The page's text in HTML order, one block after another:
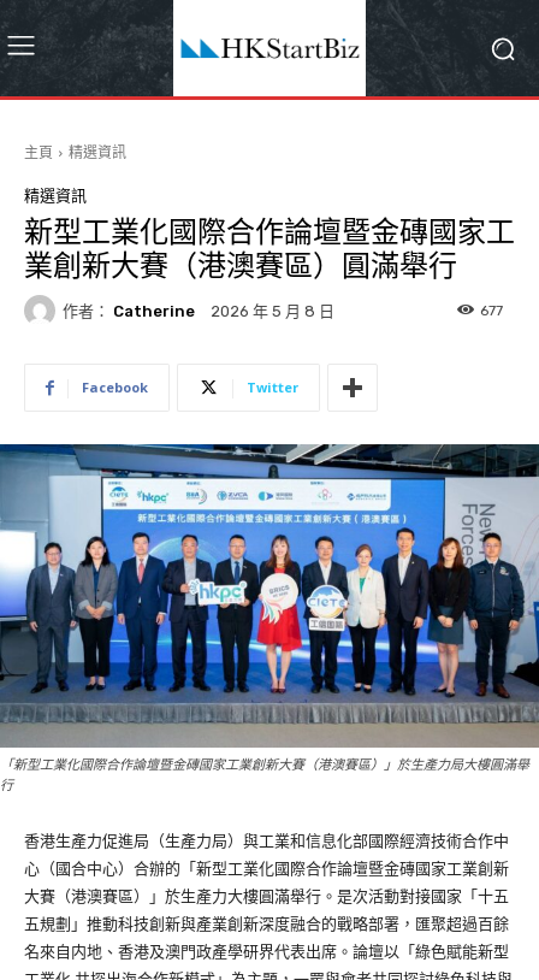
主頁 精選資訊
精選資訊
新型工業化國際合作論壇暨金磚國家工
業創新大賽（港澳賽區）圓滿舉行
作者： Catherine 2026 年 5 月 8 日 677
Facebook Twitter
「新型工業化國際合作論壇暨金磚國家工業創新大賽（港澳賽區）」於生產力局大樓圓滿舉
行
香港生產力促進局（生產力局）與工業和信息化部國際經濟技術合作中
心（國合中心）合辦的「新型工業化國際合作論壇暨金磚國家工業創新
大賽（港澳賽區）」於生產力大樓圓滿舉行。是次活動對接國家「十五
五規劃」推動科技創新與產業創新深度融合的戰略部署，匯聚超過百餘
名來自内地、香港及澳門政產學研界代表出席。論壇以「綠色賦能新型